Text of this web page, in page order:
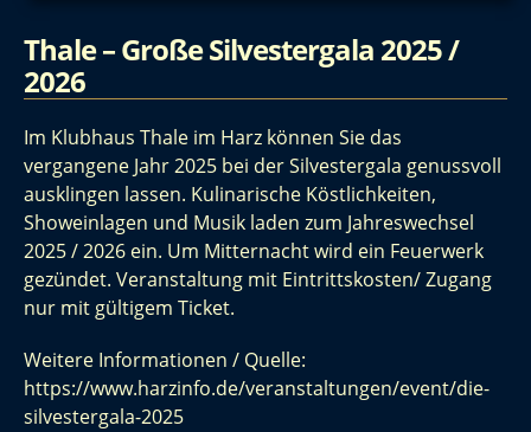
Thale – Große Silvestergala 2025 /
2026
Im Klubhaus Thale im Harz können Sie das
vergangene Jahr 2025 bei der Silvestergala genussvoll
ausklingen lassen. Kulinarische Köstlichkeiten,
Showeinlagen und Musik laden zum Jahreswechsel
2025 / 2026 ein. Um Mitternacht wird ein Feuerwerk
gezündet. Veranstaltung mit Eintrittskosten/ Zugang
nur mit gültigem Ticket.
Weitere Informationen / Quelle:
https://www.harzinfo.de/veranstaltungen/event/die-
silvestergala-2025